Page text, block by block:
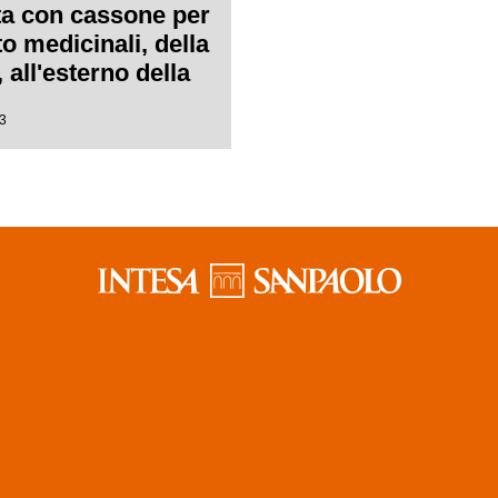
con cassone per
medicinali, della
all'esterno della
S. Babila, in